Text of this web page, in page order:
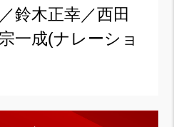
鈴木正幸／西田
一成(ナレーショ